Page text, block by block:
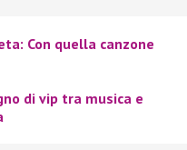
Con quella canzone
di vip tra musica e